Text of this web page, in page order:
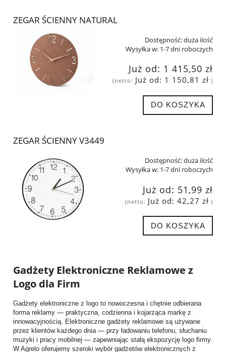
ZEGAR ŚCIENNY NATURAL
Dostępność:duża ilość
Wysyłka w: 1-7 dni roboczych
Już od: 1 415,50 zł
(netto: Już od: 1 150,81 zł )
DO KOSZYKA
ZEGAR ŚCIENNY V3449
Dostępność:duża ilość
Wysyłka w: 1-7 dni roboczych
Już od: 51,99 zł
(netto: Już od: 42,27 zł )
DO KOSZYKA
Gadżety Elektroniczne Reklamowe z
Logo dla Firm
Gadżety elektroniczne z logo to nowoczesna i chętnie odbierana
forma reklamy — praktyczna, codzienna i kojarząca markę z
innowacyjnością. Elektroniczne gadżety reklamowe są używane
przez klientów każdego dnia — przy ładowaniu telefonu, słuchaniu
muzyki i pracy mobilnej — zapewniając stałą ekspozycję logo firmy.
W Agrelo oferujemy szeroki wybór gadżetów elektronicznych z